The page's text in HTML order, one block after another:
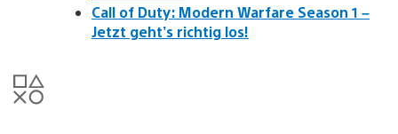
Call of Duty: Modern Warfare Season 1 –
Jetzt geht’s richtig los!